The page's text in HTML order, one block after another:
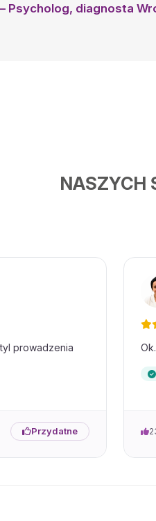
Psycholog, diagnosta
NASZYCH
prowadzenia
Przydatne